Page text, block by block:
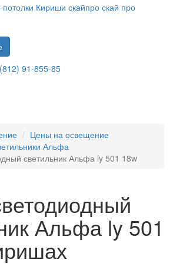
91-855-85
Цены на освещение
Альфа
светильник Альфа ly 501 18w
Альфа ly 501